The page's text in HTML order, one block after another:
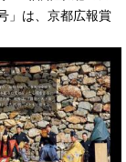
」は、京都広報賞